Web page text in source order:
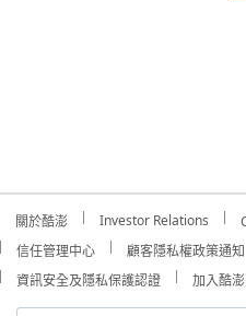
關於酷澎 Investor Relations
信任管理中心
顧客隱私權政策通知
資訊安全及隱私保護認證
加入酷